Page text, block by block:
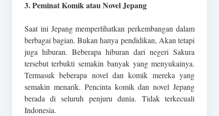
3. Peminat Komik atau Novel Jepang
Saat ini Jepang memperlihatkan perkembangan dalam
berbagai bagian. Bukan hanya pendidikan, Akan tetapi
juga hiburan. Beberapa hiburan dari negeri Sakura
tersebut terbukti semakin banyak yang menyukainya.
Termasuk beberapa novel dan komik mereka yang
semakin menarik. Pencinta komik dan novel Jepang
berada di seluruh penjuru dunia. Tidak terkecuali
Indonesia.